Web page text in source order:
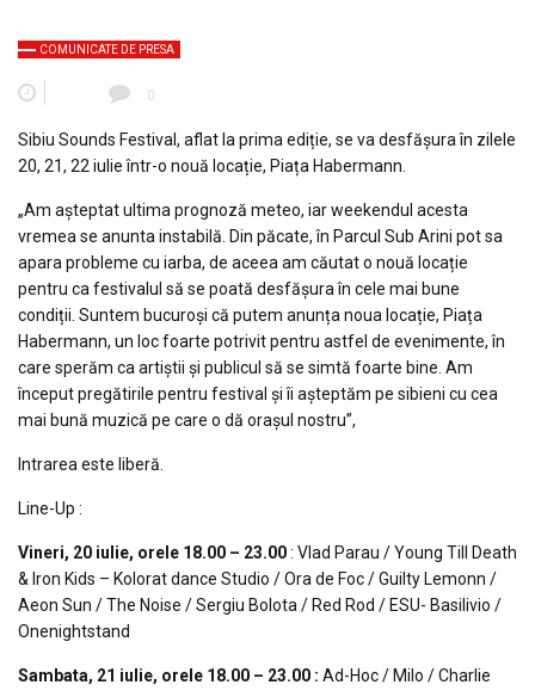
COMUNICATE DE PRESA
0
Sibiu Sounds Festival, aflat la prima ediție, se va desfășura în zilele
20, 21, 22 iulie într-o nouă locație, Piața Habermann.
„Am așteptat ultima prognoză meteo, iar weekendul acesta
vremea se anunta instabilă. Din păcate, în Parcul Sub Arini pot sa
apara probleme cu iarba, de aceea am căutat o nouă locație
pentru ca festivalul să se poată desfășura în cele mai bune
condiții. Suntem bucuroși că putem anunța noua locație, Piața
Habermann, un loc foarte potrivit pentru astfel de evenimente, în
care sperăm ca artiștii și publicul să se simtă foarte bine. Am
început pregătirile pentru festival și îi așteptăm pe sibieni cu cea
mai bună muzică pe care o dă orașul nostru”,
Intrarea este liberă.
Line-Up :
Vineri, 20 iulie, orele 18.00 – 23.00: Vlad Parau / Young Till Death
& Iron Kids – Kolorat dance Studio / Ora de Foc / Guilty Lemonn /
Aeon Sun / The Noise / Sergiu Bolota / Red Rod / ESU- Basilivio /
Onenightstand
Sambata, 21 iulie, orele 18.00 – 23.00 : Ad-Hoc / Milo / Charlie